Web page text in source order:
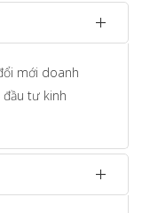
mới doanh
tư kinh